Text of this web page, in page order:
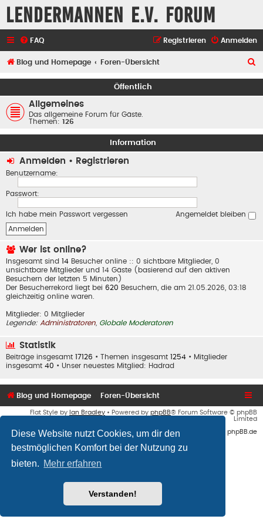
Diese Website nutzt Cookies, um dir den
bestmöglichen Komfort bei der Nutzung zu
bieten. Mehr erfahren
Verstanden!
Lendermannen e.V. Forum
FAQ Anmelden
Registrieren
Blog und Homepage Foren-Übersicht
Öffentlich
Allgemeines
Das allgemeine Forum für Gäste.
Themen: 126
Information
Anmelden • Registrieren
Benutzername:
Passwort:
Ich habe mein Passwort vergessen Angemeldet bleiben
Wer ist online?
Insgesamt sind 14 Besucher online :: 0 sichtbare Mitglieder, 0
unsichtbare Mitglieder und 14 Gäste (basierend auf den aktiven
Besuchern der letzten 5 Minuten)
Der Besucherrekord liegt bei 620 Besuchern, die am 21.05.2026, 03:18
gleichzeitig online waren.
Mitglieder: 0 Mitglieder
Legende: Administratoren Globale Moderatoren
Statistik
Beiträge insgesamt 17126 • Themen insgesamt 1254 • Mitglieder
insgesamt 40 • Unser neuestes Mitglied: Hadrad
Blog und Homepage Foren-Übersicht
Flat Style by Ian Bradley • Powered by phpBB® Forum Software © phpBB
Limited
Deutsche Übersetzung durch phpBB.de